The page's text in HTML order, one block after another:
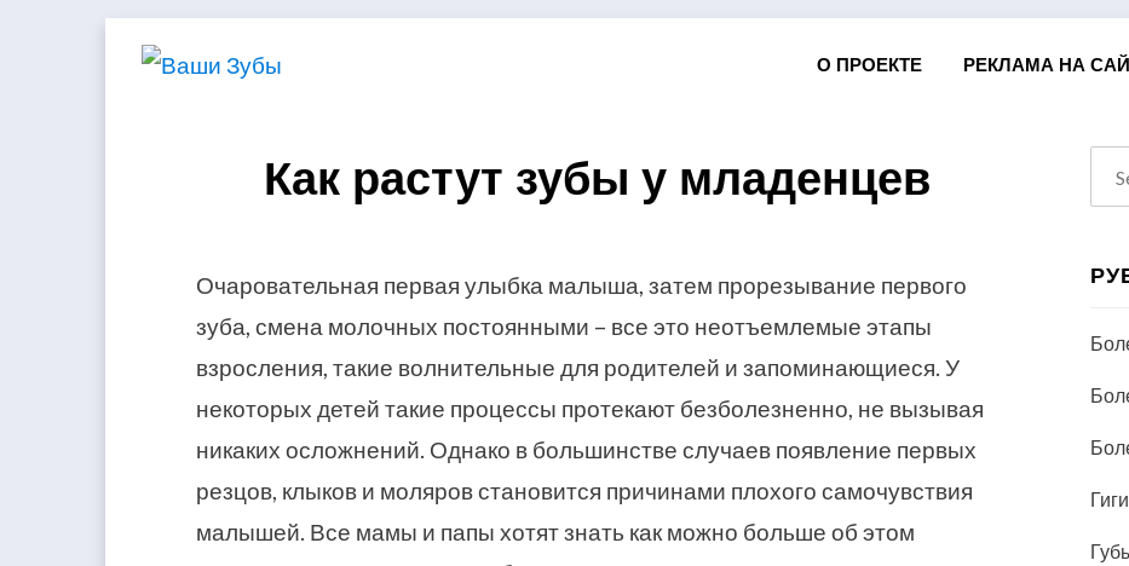
О ПРОЕКТЕ РЕКЛАМА НА
Как растут зубы у младенцев
Очаровательная первая улыбка малыша, затем прорезывание первого
зуба, смена молочных постоянными – все это неотъемлемые этапы
взросления, такие волнительные для родителей и запоминающиеся. У
некоторых детей такие процессы протекают безболезненно, не вызывая
никаких осложнений. Однако в большинстве случаев появление первых
резцов, клыков и моляров становится причинами плохого самочувствия
малышей. Все мамы и папы хотят знать как можно больше об этом